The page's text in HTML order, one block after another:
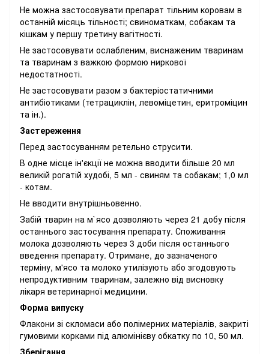
Не можна застосовувати препарат тільним коровам в
останній місяць тільності; свиноматкам, собакам та
кішкам у першу третину вагітності.
Не застосовувати ослабленим, виснаженим тваринам
та тваринам з важкою формою ниркової
недостатності.
Не застосовувати разом з бактеріостатичними
антибіотиками (тетрациклін, левоміцетин, еритроміцин
та ін.).
Застереження
Перед застосуванням ретельно струсити.
В одне місце ін'єкції не можна вводити більше 20 мл
великій рогатій худобі, 5 мл - свиням та собакам; 1,0 мл
- котам.
Не вводити внутрішньовенно.
Забій тварин на м`ясо дозволяють через 21 добу після
останнього застосування препарату. Споживання
молока дозволяють через 3 доби після останнього
введення препарату. Отримане, до зазначеного
терміну, м'ясо та молоко утилізують або згодовують
непродуктивним тваринам, залежно від висновку
лікаря ветеринарної медицини.
Форма випуску
Флакони зі скломаси або полімерних матеріалів, закриті
гумовими корками під алюмінієву обкатку по 10, 50 мл.
Зберігання